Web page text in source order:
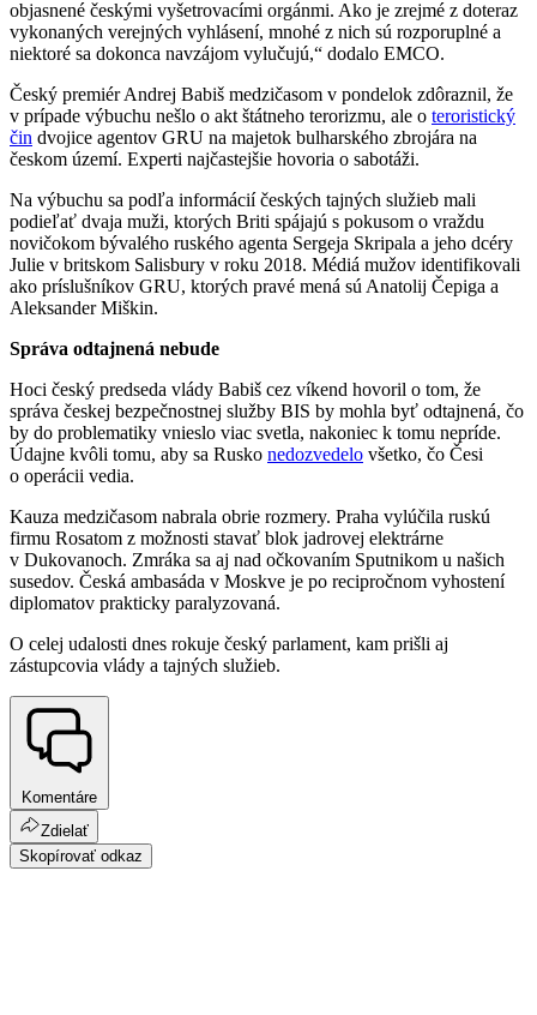
objasnené českými vyšetrovacími orgánmi. Ako je zrejmé z doteraz
vykonaných verejných vyhlásení, mnohé z nich sú rozporuplné a
niektoré sa dokonca navzájom vylučujú,“ dodalo EMCO.
Český premiér Andrej Babiš medzičasom v pondelok zdôraznil, že
v prípade výbuchu nešlo o akt štátneho terorizmu, ale o teroristický
čin dvojice agentov GRU na majetok bulharského zbrojára na
českom území. Experti najčastejšie hovoria o sabotáži.
Na výbuchu sa podľa informácií českých tajných služieb mali
podieľať dvaja muži, ktorých Briti spájajú s pokusom o vraždu
novičokom bývalého ruského agenta Sergeja Skripala a jeho dcéry
Julie v britskom Salisbury v roku 2018. Médiá mužov identifikovali
ako príslušníkov GRU, ktorých pravé mená sú Anatolij Čepiga a
Aleksander Miškin.
Správa odtajnená nebude
Hoci český predseda vlády Babiš cez víkend hovoril o tom, že
správa českej bezpečnostnej služby BIS by mohla byť odtajnená, čo
by do problematiky vnieslo viac svetla, nakoniec k tomu nepríde.
Údajne kvôli tomu, aby sa Rusko nedozvedelo všetko, čo Česi
o operácii vedia.
Kauza medzičasom nabrala obrie rozmery. Praha vylúčila ruskú
firmu Rosatom z možnosti stavať blok jadrovej elektrárne
v Dukovanoch. Zmráka sa aj nad očkovaním Sputnikom u našich
susedov. Česká ambasáda v Moskve je po recipročnom vyhostení
diplomatov prakticky paralyzovaná.
O celej udalosti dnes rokuje český parlament, kam prišli aj
zástupcovia vlády a tajných služieb.
Komentáre
Zdielať
Skopírovať odkaz